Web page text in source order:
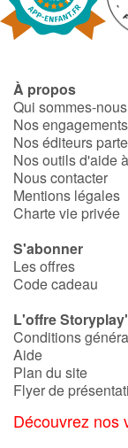
Fable, mythe,
Ogres, monstres
Héroïnes et héros
Écologie, nature,
Les animaux
Voyage, épopée,
Autour du monde
Apprentissage
Art, espace, activité
À propos
Qui sommes-
Nos engagements
Nos éditeurs
Nos outils d'aide
Nous contacter
Mentions légales
Charte vie privée
S'abonner
Les offres
Code cadeau
L'offre
Conditions
Aide
Plan du site
Flyer de
Découvrez nos